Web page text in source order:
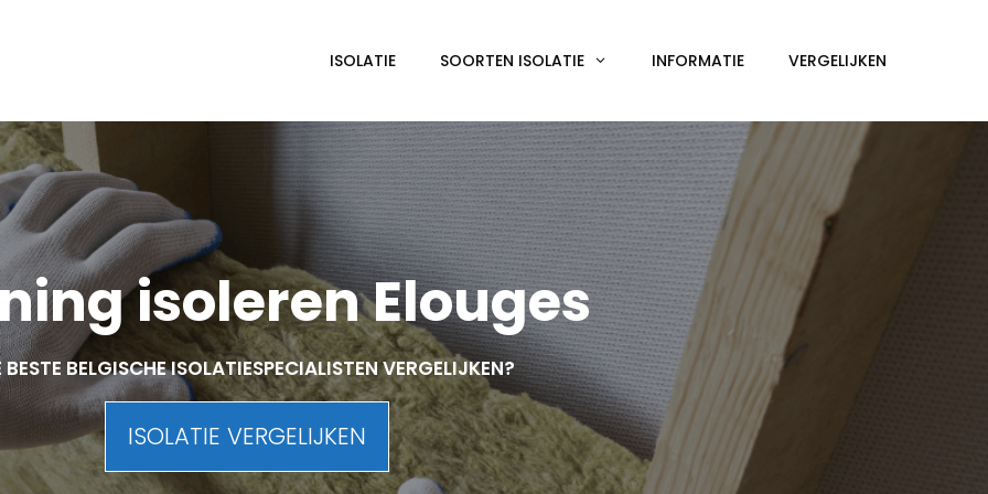
ISOLATIE SOORTEN ISOLATIE INFORMATIE VERGELIJKEN
isoleren Elouges
BESTE BELGISCHE ISOLATIESPECIALISTEN VERGELIJKEN?
ISOLATIE VERGELIJKEN